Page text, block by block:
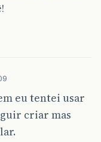
eu tentei usar
criar mas